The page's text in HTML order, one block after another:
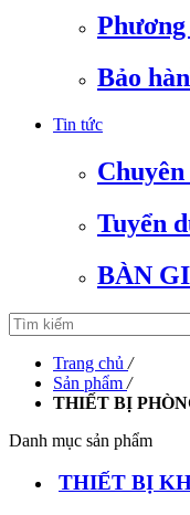
Bảo
Tin tức
Tuyển
BÀN
Trang chủ /
Sản phẩm /
THIẾT BỊ
Danh mục sản phẩm
THIẾT BỊ